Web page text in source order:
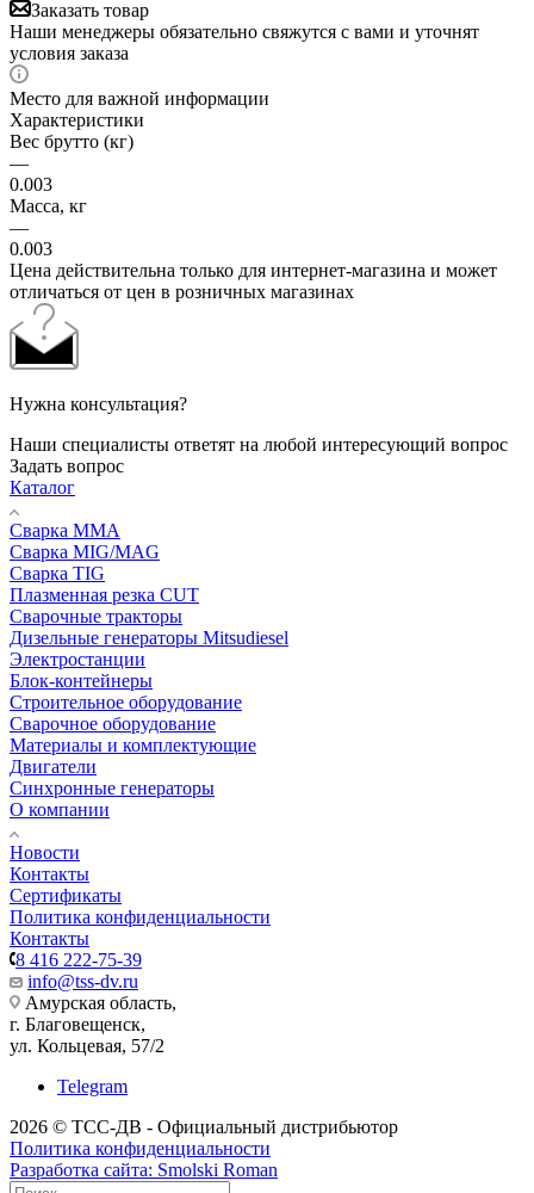
Заказать товар
Наши менеджеры обязательно свяжутся с вами и уточнят
условия заказа
Место для важной информации
Характеристики
Вес брутто (кг)
—
0.003
Масса, кг
—
0.003
Цена действительна только для интернет-магазина и может
отличаться от цен в розничных магазинах
Нужна консультация?
Наши специалисты ответят на любой интересующий вопрос
Задать вопрос
Каталог
Сварка MMA
Сварка MIG/MAG
Сварка TIG
Плазменная резка CUT
Сварочные тракторы
Дизельные генераторы Mitsudiesel
Электростанции
Блок-контейнеры
Строительное оборудование
Сварочное оборудование
Материалы и комплектующие
Двигатели
Синхронные генераторы
О компании
Новости
Контакты
Сертификаты
Политика конфиденциальности
Контакты
8 416 222-75-39
info@tss-dv.ru
Амурская область,
г. Благовещенск,
ул. Кольцевая, 57/2
Telegram
2026 © ТСС-ДВ - Официальный дистрибьютор
Политика конфиденциальности
Разработка сайта: Smolski Roman